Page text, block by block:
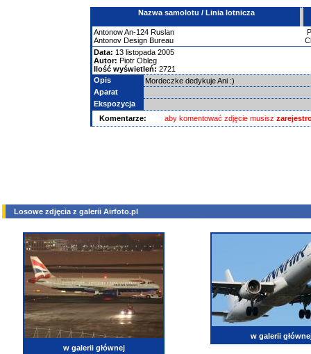
Nazwa samolotu / Linia lotnicza
AntonowAn-124 Ruslan
Antonov Design Bureau
Data: 13 listopada 2005
Autor: Piotr Obleg
Ilość wyświetleń: 2721
Opis
Mordeczke dedykuje Ani :)
Aparat
Ekspozycja
Komentarze:
aby komentować zdjęcie musisz
Losowe zdjęcia z galerii Airfoto.pl
w galerii głównej
w galerii